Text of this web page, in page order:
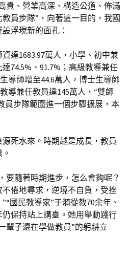
貴、營業高深、構造公道、佈滿
員步隊”，向著這一目的，我國
浮現新的面孔：
達1683.97萬人，小學、初中兼
74.5%、91.7%；高級教導兼任
導師增至44.6萬人，博士生導師
導兼任教員達145萬人，“雙師
步隊範圍進一個步驟擴展，本
死水來。時期越是成長，教員
要隨著時期進步，怎么會夠呢？
倦地尋求，逆境不自負，受挫
國民教導家”于漪從教70余年、
保持站上講臺。她用舉動踐行
輩子還在學做教員”的躬耕立